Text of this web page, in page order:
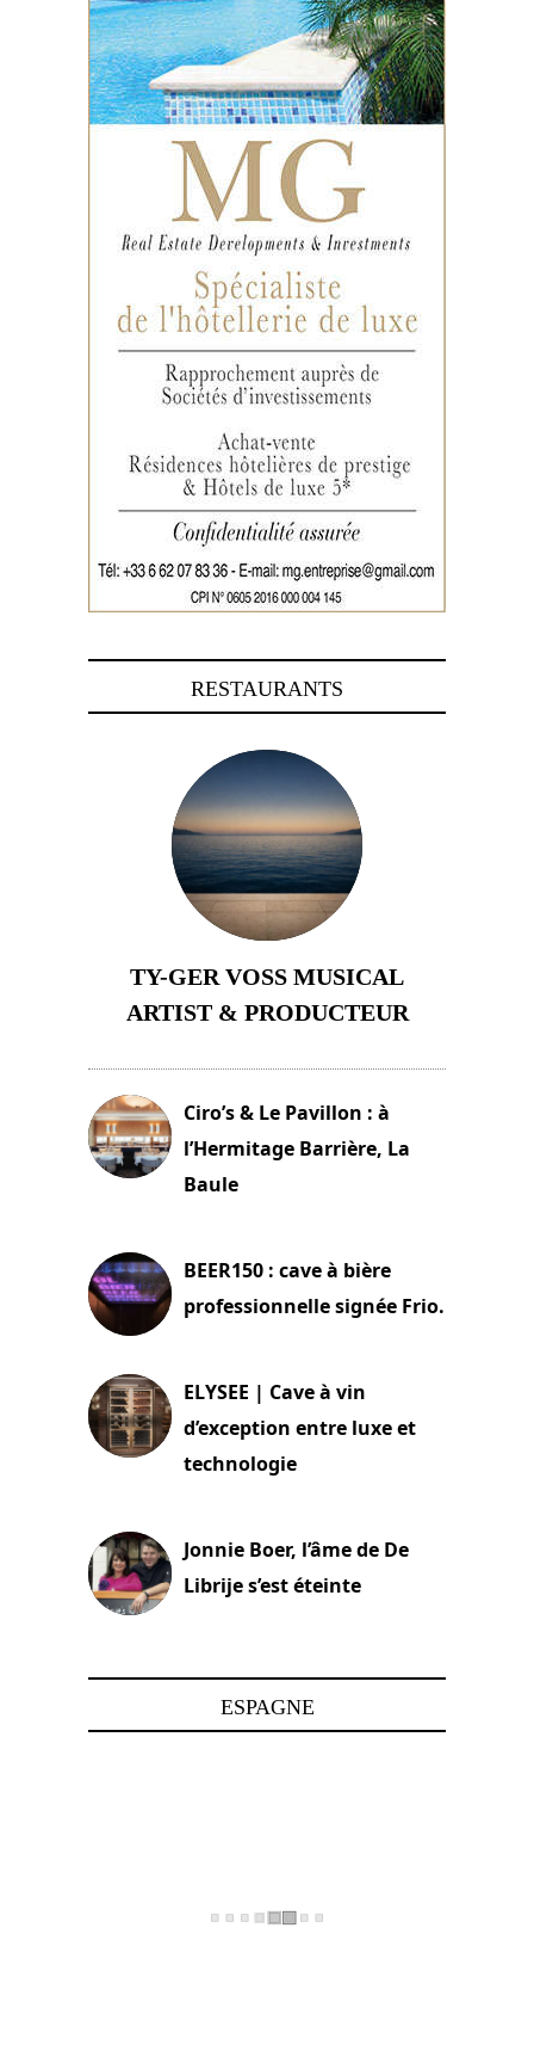
RESTAURANTS
TY-GER VOSS MUSICAL
ARTIST & PRODUCTEUR
Ciro’s & Le Pavillon : à
l’Hermitage Barrière, La
Baule
BEER150 : cave à bière
professionnelle signée Frio.
ELYSEE | Cave à vin
d’exception entre luxe et
technologie
Jonnie Boer, l’âme de De
Librije s’est éteinte
ESPAGNE